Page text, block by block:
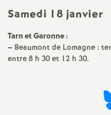
Samedi 18 janvier
Tarn et Garonne :
– Beaumont de Lomagne :
entre 8 h 30 et 12 h 30.